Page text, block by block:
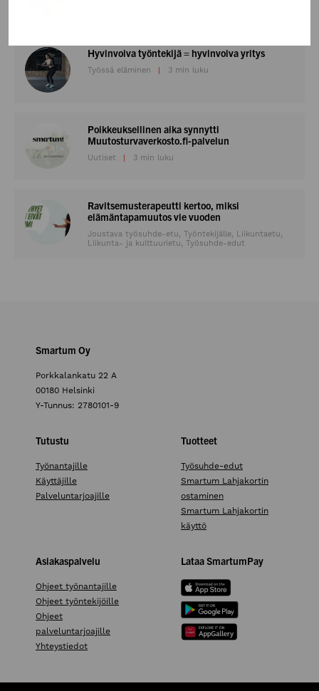
Hyvinvoiva työntekijä = hyvinvoiva yritys
Työssä eläminen 3 min luku
Poikkeuksellinen aika synnytti
Muutosturvaverkosto.fi-palvelun
Uutiset 3 min luku
Ravitsemusterapeutti kertoo, miksi
elämäntapamuutos vie vuoden
Joustava työsuhde-etu, Työntekijälle, Liikuntaetu,
Liikunta- ja kulttuurietu, Työsuhde-edut
Smartum Oy
Porkkalankatu 22 A
00180 Helsinki
Y-Tunnus: 2780101-9
Tutustu
Työnantajille
Käyttäjille
Palveluntarjoajille
Tuotteet
Työsuhde-edut
Smartum Lahjakortin
ostaminen
Smartum Lahjakortin
käyttö
Asiakaspalvelu
Ohjeet työnantajille
Ohjeet työntekijöille
Ohjeet
palveluntarjoajille
Yhteystiedot
Lataa SmartumPay